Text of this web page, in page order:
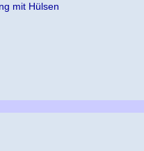
mit Hülsen